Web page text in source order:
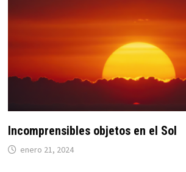
Incomprensibles objetos en el Sol
enero 21, 2024